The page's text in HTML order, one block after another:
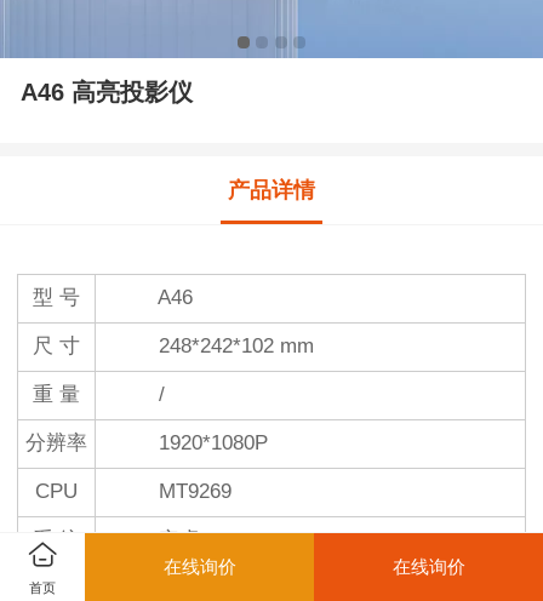
A46 高亮投影仪
产品详情
型 号 A46
尺 寸 248*242*102 mm
重 量 /
分辨率 1920*1080P
CPU MT9269
系 统 安卓9.0
GPU
首页
在线询价 在线询价